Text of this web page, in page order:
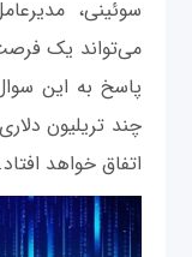
می‌تواند یک فرصت
پاسخ به این
چند تریلیون
اتفاق خواهد افتاد.